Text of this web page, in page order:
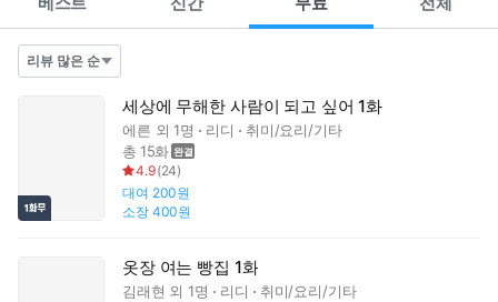
세상에 무해한 사람이 되고 싶어 1화
에른 외 1명 리디
취미/요리/기타
총 15화
4.9(24)
대여 200원
소장 400원
옷장 여는 빵집 1화
김래현 외 1명 리디
취미/요리/기타